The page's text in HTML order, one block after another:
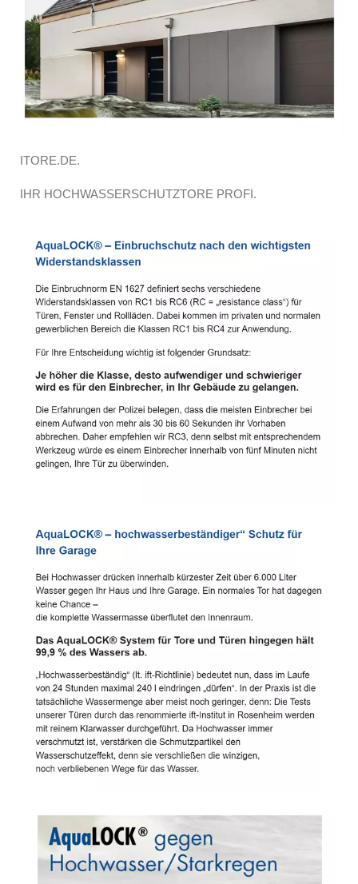
ITORE.DE.
IHR HOCHWASSERSCHUTZTORE PROFI.